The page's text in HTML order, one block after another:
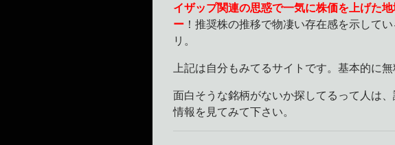
イザップ関連の思惑で一気に株価を上げた
ー ！推奨株の推移で物凄い存在感を示して
リ。
上記は自分もみてるサイトです。基本的に
面白そうな銘柄がないか探してるって人は
情報を見てみて下さい。